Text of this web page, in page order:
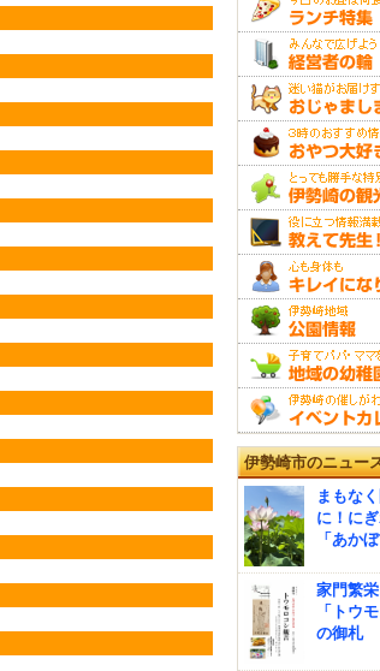
伊勢崎市のニュー
まもな
に！に
「あか
家門繁
「トウ
の御札